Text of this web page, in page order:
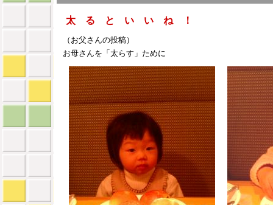
太 る と い い ね ！
（お父さんの投稿）
お母さんを「太らす」ために